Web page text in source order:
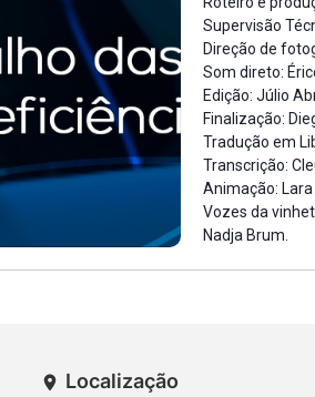
Supervisão
Direção de
Som direto:
Edição: Júlio
Finalização:
Tradução em
Transcrição:
Animação:
Vozes da
Nadja Brum.
Localização